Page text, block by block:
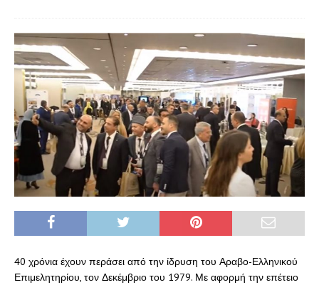
40 χρόνια έχουν περάσει από την ίδρυση του Αραβο-Ελληνικού
Επιμελητηρίου, τον Δεκέμβριο του 1979. Με αφορμή την επέτειο